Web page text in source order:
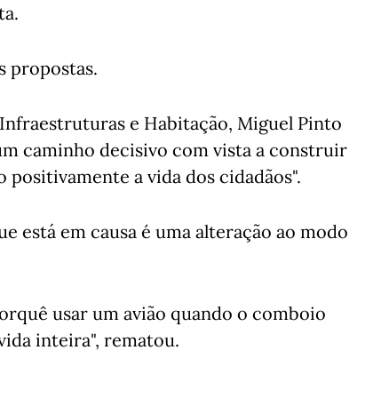
propostas.
e Habitação, Miguel Pinto
caminho decisivo com vista a construir
a vida dos cidadãos".
está em causa é uma alteração ao modo
usar um avião quando o comboio
inteira", rematou.